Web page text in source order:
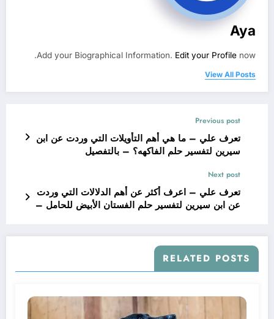
Aya
Add your Biographical Information. Edit your Profile now.
View All Posts
Previous post
تعرف علي – ما هي أهم التأويلات التي وردت عن ابن
سيرين لتفسير حلم الفاكهه؟ – بالتفصيل
Next post
تعرف علي – اعرف أكثر عن أهم الدلالات التي وردت
عن ابن سيرين لتفسير حلم الفستان الأبيض للحامل –
RELATED POSTS